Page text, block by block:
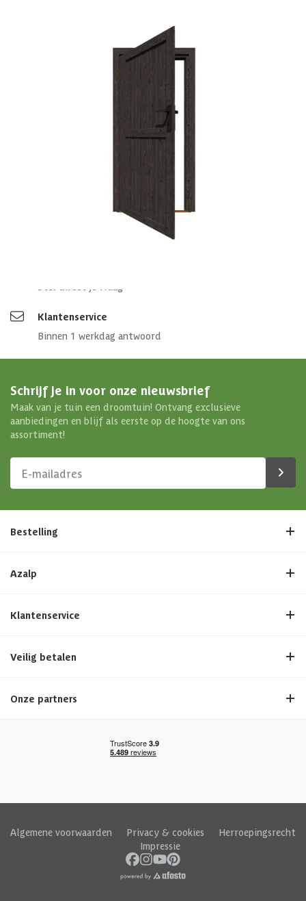
2-3 weken
24-247-0081-0
1024247008109
tegen scherpe prijzen
We maken het betaalbaar.
Klantenservice
Binnen 1 werkdag antwoord
Schrijf je in voor onze nieuwsbrief
Maak van je tuin een droomtuin! Ontvang exclusieve
aanbiedingen en blijf als eerste op de hoogte van ons
assortiment!
Bestelling
Azalp
Klantenservice
Veilig betalen
Onze partners
Algemene voorwaarden Privacy & cookies
Herroepingsrecht
Impressie